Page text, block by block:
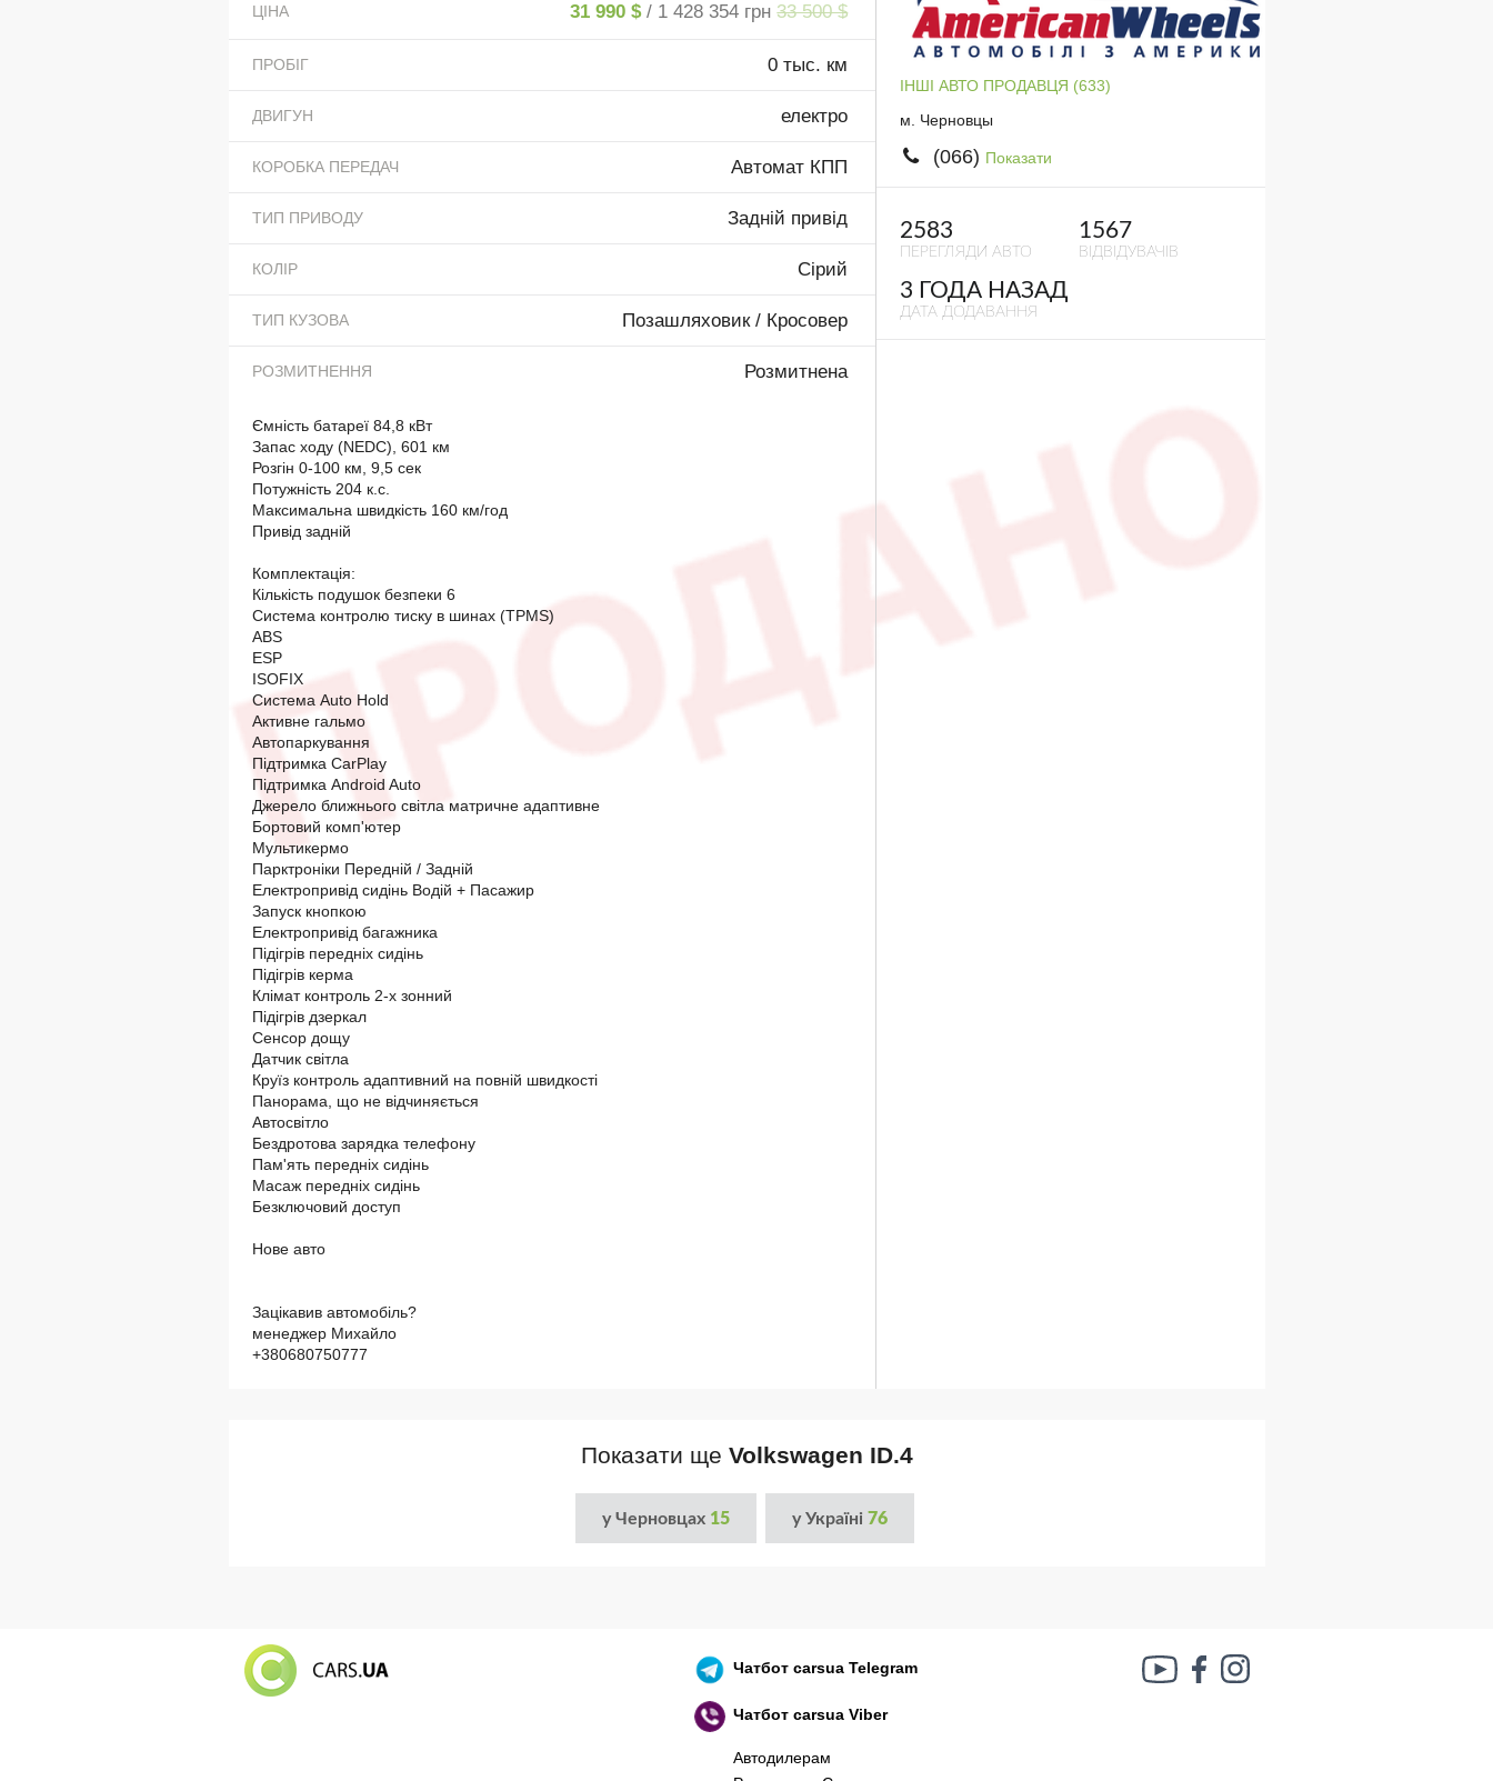
ЦІНА 31 990 $ / 1 428 354 грн 33 500 $
ПРОБІГ 0 тыс. км
ДВИГУН електро
КОРОБКА ПЕРЕДАЧ Автомат КПП
ТИП ПРИВОДУ Задній привід
КОЛІР Сірий
ТИП КУЗОВА Позашляховик / Кросовер
РОЗМИТНЕННЯ Розмитнена
Ємність батареї 84,8 кВт
Запас ходу (NEDC), 601 км
Розгін 0-100 км, 9,5 сек
Потужність 204 к.с.
Максимальна швидкість 160 км/год
Привід задній
Комплектація:
Кількість подушок безпеки 6
Система контролю тиску в шинах (TPMS)
ABS
ESP
ISOFIX
Система Auto Hold
Активне гальмо
Автопаркування
Підтримка CarPlay
Підтримка Android Auto
Джерело ближнього світла матричне адаптивне
Бортовий комп'ютер
Мультикермо
Парктроніки Передній / Задній
Електропривід сидінь Водій + Пасажир
Запуск кнопкою
Електропривід багажника
Підігрів передніх сидінь
Підігрів керма
Клімат контроль 2-х зонний
Підігрів дзеркал
Сенсор дощу
Датчик світла
Круїз контроль адаптивний на повній швидкості
Панорама, що не відчиняється
Автосвітло
Бездротова зарядка телефону
Пам'ять передніх сидінь
Масаж передніх сидінь
Безключовий доступ
Нове авто
Зацікавив автомобіль?
менеджер Михайло
+380680750777
ІНШІ АВТО ПРОДАВЦЯ (633)
м. Черновцы
(066) Показати
2583
ПЕРЕГЛЯДИ АВТО
1567
ВІДВІДУВАЧІВ
3 ГОДА НАЗАД
ДАТА ДОДАВАННЯ
Показати ще Volkswagen ID.4
у Черновцах 15 у Україні 76
Чатботcarsua Telegram
Чатботcarsua Viber
Автодилерам